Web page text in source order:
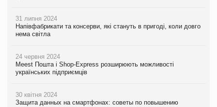
31 липня 2024
Напівфабрикати та консерви, які стануть в пригоді, коли довго
нема світла
24 червня 2024
Meest Пошта і Shop-Express розширюють можливості
українських підприємців
30 квітня 2024
Защита данных на смартфонах: советы по повышению